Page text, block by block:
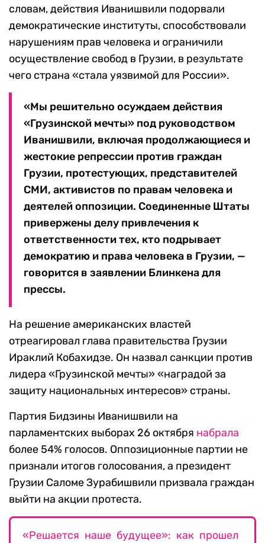
словам, действия Иванишвили подорвали
демократические институты, способствовали
нарушениям прав человека и ограничили
осуществление свобод в Грузии, в результате
чего страна «стала уязвимой для России».
«Мы решительно осуждаем действия
«Грузинской мечты» под руководством
Иванишвили, включая продолжающиеся и
жестокие репрессии против граждан
Грузии, протестующих, представителей
СМИ, активистов по правам человека и
деятелей оппозиции. Соединенные Штаты
привержены делу привлечения к
ответственности тех, кто подрывает
демократию и права человека в Грузии, —
говорится в заявлении Блинкена для
прессы.
На решение американских властей
отреагировал глава правительства Грузии
Ираклий Кобахидзе. Он назвал санкции против
лидера «Грузинской мечты» «наградой за
защиту национальных интересов» страны.
Партия Бидзины Иванишвили на
парламентских выборах 26 октября набрала
более 54% голосов. Оппозиционные партии не
признали итогов голосования, а президент
Грузии Саломе Зурабишвили призвала граждан
выйти на акции протеста.
«Решается наше будущее»: как прошел